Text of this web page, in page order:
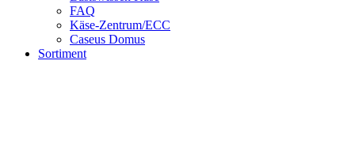
FAQ
Käse-Zentrum/ECC
Caseus Domus
Sortiment